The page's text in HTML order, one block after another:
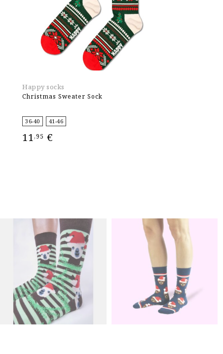
Happy socks
Christmas Sweater Sock
36-40 41-46
11,95 €